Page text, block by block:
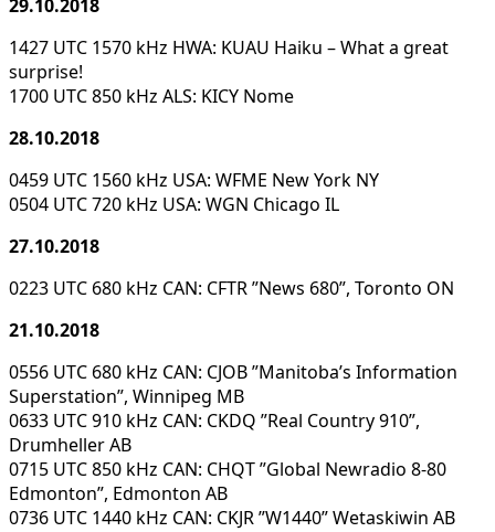
29.10.2018
1427 UTC 1570 kHz HWA: KUAU Haiku – What a great
surprise!
1700 UTC 850 kHz ALS: KICY Nome
28.10.2018
0459 UTC 1560 kHz USA: WFME New York NY
0504 UTC 720 kHz USA: WGN Chicago IL
27.10.2018
0223 UTC 680 kHz CAN: CFTR ”News 680”, Toronto ON
21.10.2018
0556 UTC 680 kHz CAN: CJOB ”Manitoba’s Information
Superstation”, Winnipeg MB
0633 UTC 910 kHz CAN: CKDQ ”Real Country 910”,
Drumheller AB
0715 UTC 850 kHz CAN: CHQT ”Global Newradio 8-80
Edmonton”, Edmonton AB
0736 UTC 1440 kHz CAN: CKJR ”W1440” Wetaskiwin AB